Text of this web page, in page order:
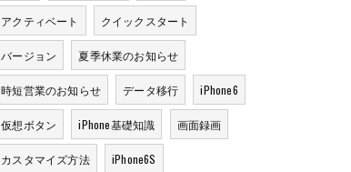
アクティベート クイックスタート
バージョン 夏季休業のお知らせ
時短営業のお知らせ データ移行 iPhone6
仮想ボタン iPhone基礎知識 画面録画
カスタマイズ方法 iPhone6S